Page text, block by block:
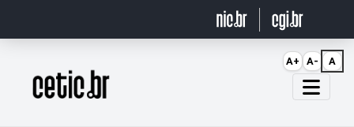
Página inicial
A+ A- A